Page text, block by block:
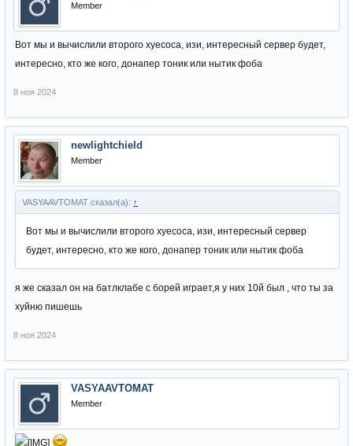
Member
Вот мы и вычислили второго хуесоса, изи, интересный сервер будет,
интересно, кто же кого, донапер тоник или нытик фоба
8 ноя 2024
newlightchield
Member
VASYAAVTOMAT сказал(а): ↑
Вот мы и вычислили второго хуесоса, изи, интересный сервер
будет, интересно, кто же кого, донапер тоник или нытик фоба
я же сказал он на батлклабе с борей играет,я у них 10й был , что ты за
хуйню пишешь
8 ноя 2024
VASYAAVTOMAT
Member